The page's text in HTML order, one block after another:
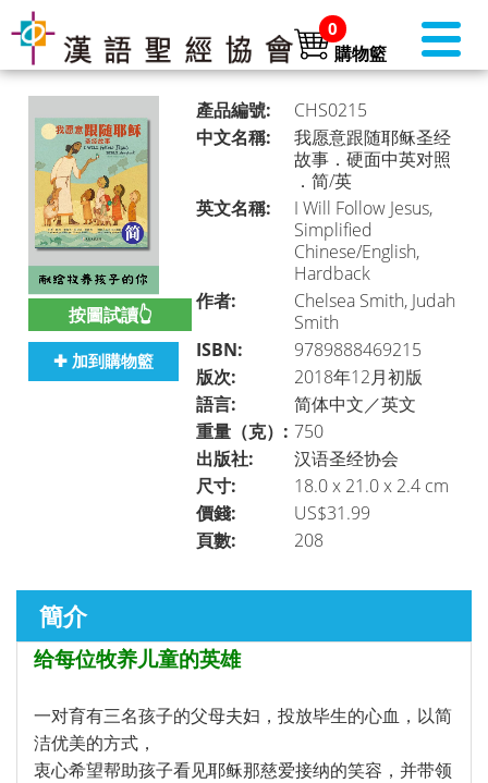
0
購物籃
書店首頁 (美國)
本月推介 ►
聖經
►
講道／事奉 ►
靈修／讀經
按圖試讀👆
✚ 加到購物籃
產品編號:
CHS0215
中文名稱:
我愿意跟随耶稣圣经
故事．硬面中英对照
．简/英
英文名稱:
I Will Follow Jesus,
Simplified
Chinese/English,
Hardback
作者:
Chelsea Smith, Judah
Smith
ISBN:
9789888469215
版次:
2018年12月初版
語言:
简体中文／英文
重量（克）: 750
出版社:
汉语圣经协会
尺寸:
18.0 x 21.0 x 2.4 cm
價錢:
US$31.99
頁數:
208
簡介
给每位牧养儿童的英雄
一对育有三名孩子的父母夫妇，投放毕生的心血，以简
洁优美的方式，
衷心希望帮助孩子看见耶稣那慈爱接纳的笑容，并带领